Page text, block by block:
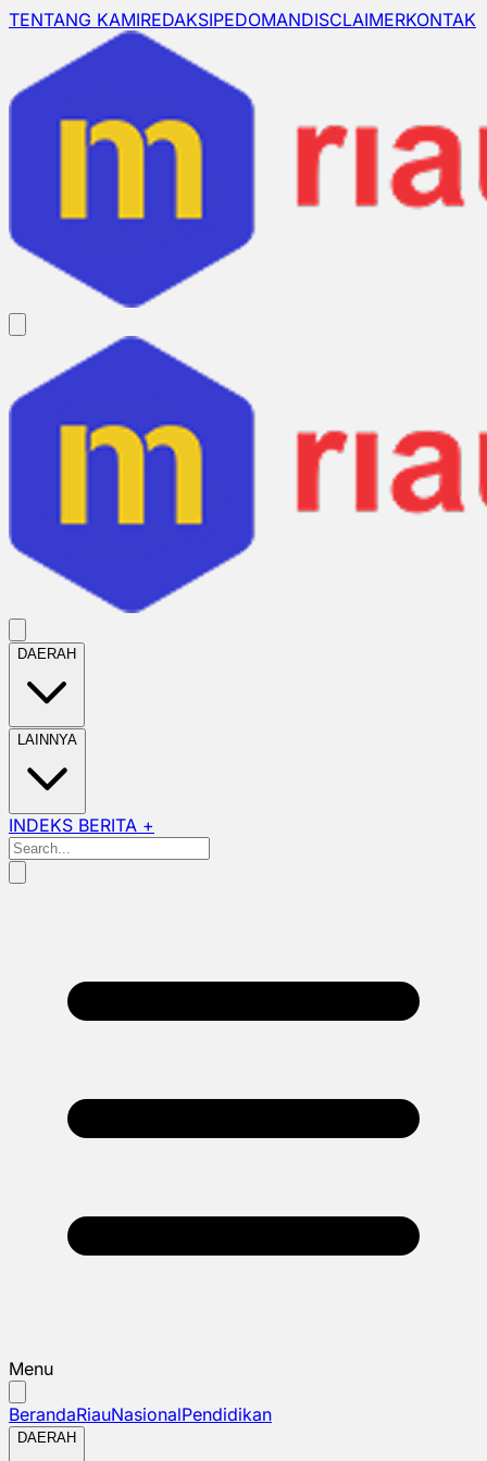
TENTANG KAMIREDAKSIPEDOMANDISCLAIMERKONTAK
DAERAH
LAINNYA
INDEKS BERITA +
Menu
BerandaRiauNasionalPendidikan
DAERAH